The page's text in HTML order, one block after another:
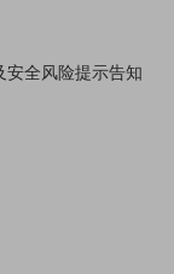
安全风险提示告知